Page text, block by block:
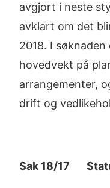
avgjort i neste
avklart om det
2018. I
hovedvekt på
arrangementer,
drift og
Sak 18/17